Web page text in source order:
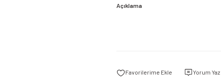
Açıklama
Yorum Yaz